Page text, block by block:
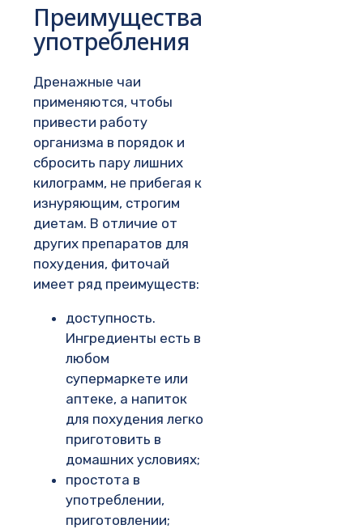
Преимущества
употребления
Дренажные чаи
применяются, чтобы
привести работу
организма в порядок и
сбросить пару лишних
килограмм, не прибегая к
изнуряющим, строгим
диетам. В отличие от
других препаратов для
похудения, фиточай
имеет ряд преимуществ:
доступность.
Ингредиенты есть в
любом
супермаркете или
аптеке, а напиток
для похудения легко
приготовить в
домашних условиях;
простота в
употреблении,
приготовлении;